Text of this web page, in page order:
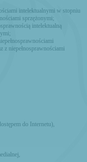
intelektualnymi w stopniu
sprzężonymi;
intelektualną
z niepełnosprawnościami
do Internetu),